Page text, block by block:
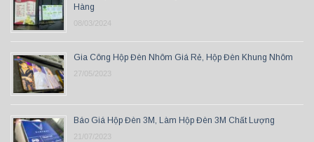
Hàng
08/03/2024
Gia Công Hộp Đèn Nhôm Giá Rẻ, Hộp Đèn Khung Nhôm
27/05/2023
Báo Giá Hộp Đèn 3M, Làm Hộp Đèn 3M Chất Lượng
21/07/2023